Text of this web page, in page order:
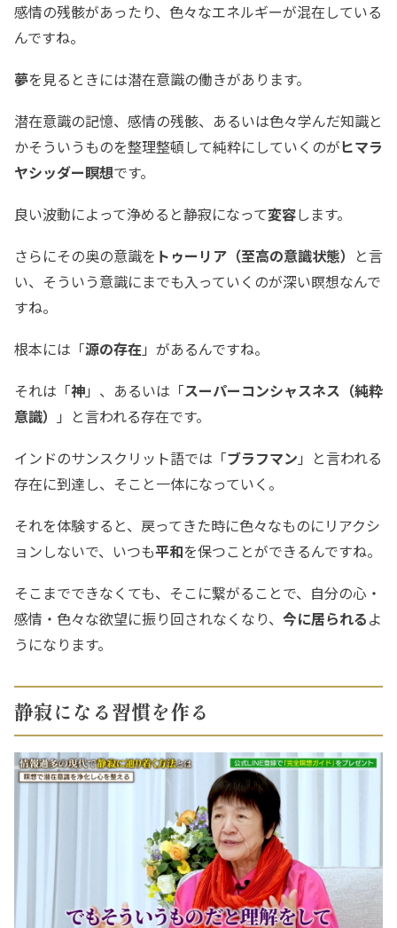
感情の残骸があったり、色々なエネルギーが混在している
んですね。
夢を見るときには潜在意識の働きがあります。
潜在意識の記憶、感情の残骸、あるいは色々学んだ知識と
かそういうものを整理整頓して純粋にしていくのがヒマラ
ヤシッダー瞑想です。
良い波動によって浄めると静寂になって変容します。
さらにその奥の意識を トゥーリア（至高の意識状態） と言
い、そういう意識にまでも入っていくのが深い瞑想なんで
すね。
根本には「源の存在」があるんですね。
それは「神」、あるいは「スーパーコンシャスネス（純粋
意識）
」と言われる存在です。
インドのサンスクリット語では「ブラフマン 」と言われる
存在に到達し、そこと一体になっていく。
それを体験すると、戻ってきた時に色々なものにリアクシ
ョンしないで、いつも平和を保つことができるんですね。
そこまでできなくても、そこに繋がることで、自分の心・
感情・色々な欲望に振り回されなくなり、 今に居られるよ
うになります。
静寂になる習慣を作る